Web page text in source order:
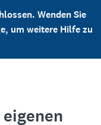
Wenden Sie
um weitere Hilfe zu